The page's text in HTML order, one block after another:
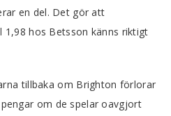
en del. Det gör att
hos Betsson känns riktigt
tillbaka om Brighton förlorar
om de spelar oavgjort